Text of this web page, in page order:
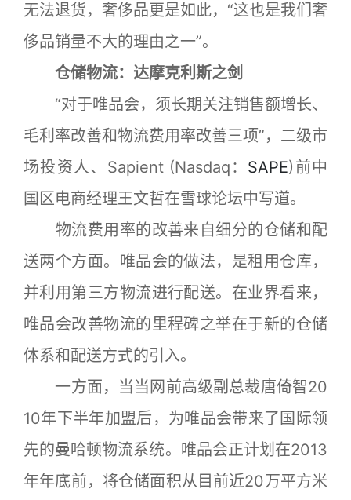
无法退货，奢侈品更是如此，“这也是我们奢
侈品销量不大的理由之一”。
仓储物流：达摩克利斯之剑
“对于唯品会，须长期关注销售额增长、
毛利率改善和物流费用率改善三项”，二级市
场投资人、Sapient (Nasdaq： SAPE)前中
国区电商经理王文哲在雪球论坛中写道。
物流费用率的改善来自细分的仓储和配
送两个方面。唯品会的做法，是租用仓库，
并利用第三方物流进行配送。在业界看来，
唯品会改善物流的里程碑之举在于新的仓储
体系和配送方式的引入。
一方面，当当网前高级副总裁唐倚智20
10年下半年加盟后，为唯品会带来了国际领
先的曼哈顿物流系统。唯品会正计划在2013
年年底前，将仓储面积从目前近20万平方米